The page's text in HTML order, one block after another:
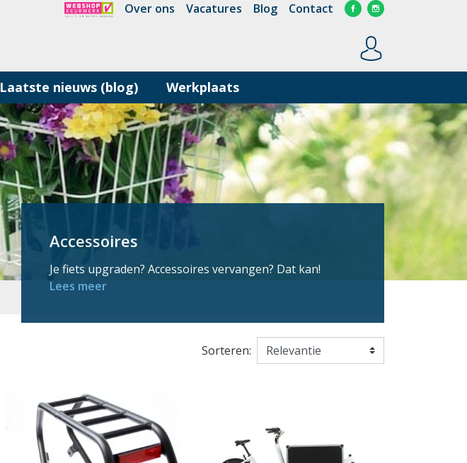
Over ons Vacatures Blog Contact
Laatste nieuws (blog) Werkplaats
Accessoires
Je fiets upgraden? Accessoires vervangen? Dat kan!
Lees meer
Sorteren: